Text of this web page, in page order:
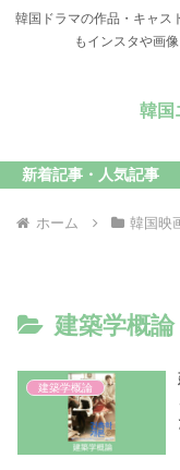
韓国ドラマの作品・キャス
もインスタや画
韓国
新着記事・人気記事
ホーム 韓国映
建築学概論
建築学概論